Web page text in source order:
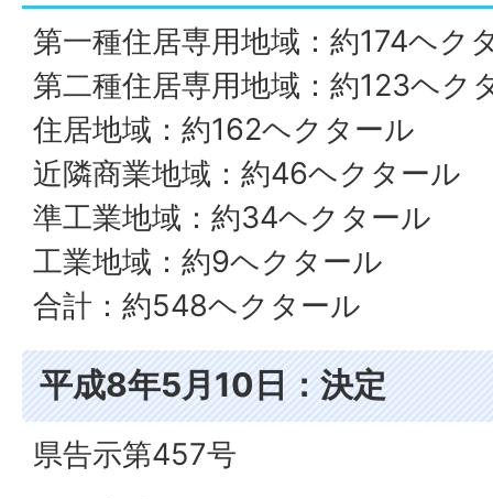
第一種住居専用地域：約174ヘク
第二種住居専用地域：約123ヘク
住居地域：約162ヘクタール
近隣商業地域：約46ヘクタール
準工業地域：約34ヘクタール
工業地域：約9ヘクタール
合計：約548ヘクタール
平成8年5月10日：決定
県告示第457号